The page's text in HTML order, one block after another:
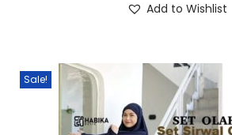
Add to Wishlist
Sale!